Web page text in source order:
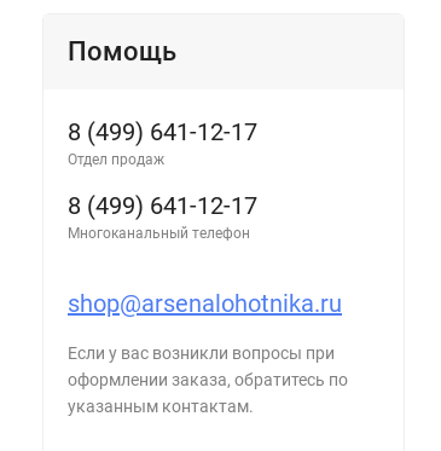
Помощь
8 (499) 641-12-17
Отдел продаж
8 (499) 641-12-17
Многоканальный телефон
shop@arsenalohotnika.ru
Если у вас возникли вопросы при
оформлении заказа, обратитесь по
указанным контактам.